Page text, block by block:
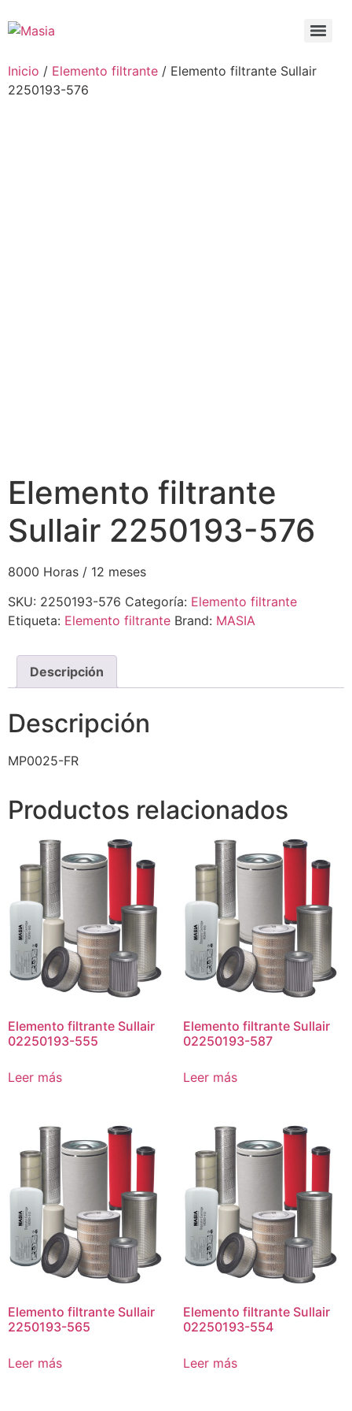
Inicio / Elemento filtrante / Elemento filtrante Sullair
2250193-576
Elemento filtrante
Sullair 2250193-576
8000 Horas / 12 meses
SKU: 2250193-576 Categoría: Elemento filtrante
Etiqueta: Elemento filtrante Brand: MASIA
Descripción
Descripción
MP0025-FR
Productos relacionados
Elemento filtrante Sullair
02250193-555
Leer más
Elemento filtrante Sullair
02250193-587
Leer más
Elemento filtrante Sullair
2250193-565
Leer más
Elemento filtrante Sullair
02250193-554
Leer más